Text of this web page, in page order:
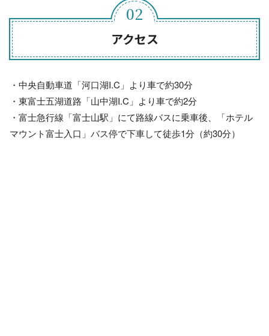
アクセス
・中央自動車道「河口湖I.C」より車で約30分
・東富士五湖道路「山中湖I.C」より車で約2分
・富士急行線「富士山駅」にて路線バスに乗車後、「ホテル
マウント富士入口」バス停で下車して徒歩1分（約30分）